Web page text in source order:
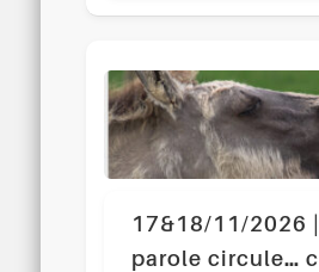
17&18/11/2026
parole circule…